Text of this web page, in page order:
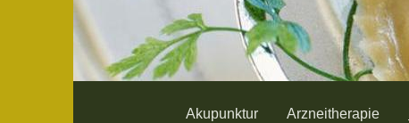
Akupunktur Arzneitherapie